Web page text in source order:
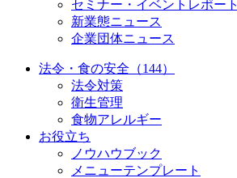
セミナー・イベントレポート
新業態ニュース
企業団体ニュース
法令・食の安全（144）
法令対策
衛生管理
食物アレルギー
お役立ち
ノウハウブック
メニューテンプレート